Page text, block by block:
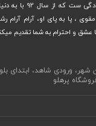
پرهلو یک کسب و
، پا به پای او، آرام آرام
عشق و احترام به شما تقدیم
شهر، ورودی شاهد، ابتدای
پرهلو